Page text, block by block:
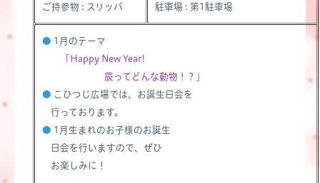
ご持参物 : スリッパ
駐車場 : 第1駐車場
● 1月のテーマ
「Happy New Year!
辰ってどんな動物！？」
● こひつじ広場では、お誕生日会を
行っております。
● 1月生まれのお子様のお誕生
日会を行いますので、ぜひ
お楽しみに！